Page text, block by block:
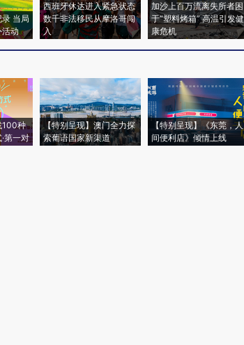
当局
活动
西班牙休达进入紧急状态
数千非法移民从摩洛哥闯
入
加沙上百万流离失所者困
于“塑料烤箱” 高温引发健
康危机
100种
第一对
【特别呈现】澳门全力探
索葡语国家新渠道
【特别呈现】《东莞，人
间便利店》倾情上线